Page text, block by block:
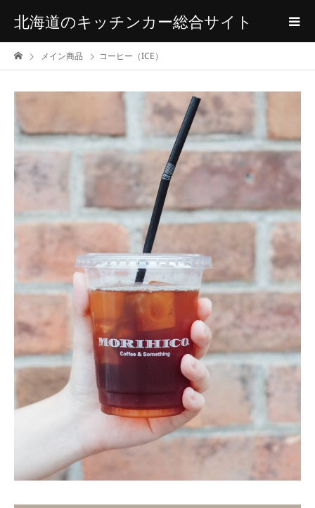
北海道のキッチンカー総合サイト
メイン商品 コーヒー（ICE）